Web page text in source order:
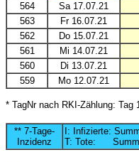
564
Sa 17.07.21
563
Fr 16.07.21
562
Do 15.07.21
561
Mi 14.07.21
560
Di 13.07.21
559
Mo 12.07.21
* TagNr nach RKI-Zählung: Tag
** 7-Tage-
Inzidenz
I: Infizierte:
T: Tote: Summe